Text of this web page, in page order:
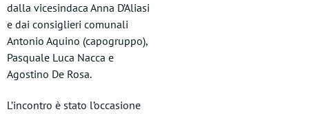
dalla vicesindaca Anna D’Aliasi
e dai consiglieri comunali
Antonio Aquino (capogruppo),
Pasquale Luca Nacca e
Agostino De Rosa.
L’incontro è stato l’occasione